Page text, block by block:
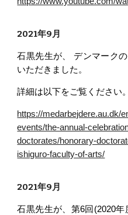
2021年9月
石黒先生が、 デンマーク
いただきました。
詳細は以下をご覧ください。
https://medarbejdere.au.dk/
events/the-annual-
doctorates/honorary-
ishiguro-faculty-of-arts/
2021年9月
石黒先生が、第6回(2020